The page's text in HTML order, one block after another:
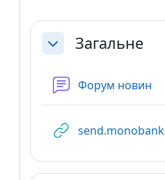
Схема розділу
ЗгорнутиЗагальне
Форум новин
send.monobank